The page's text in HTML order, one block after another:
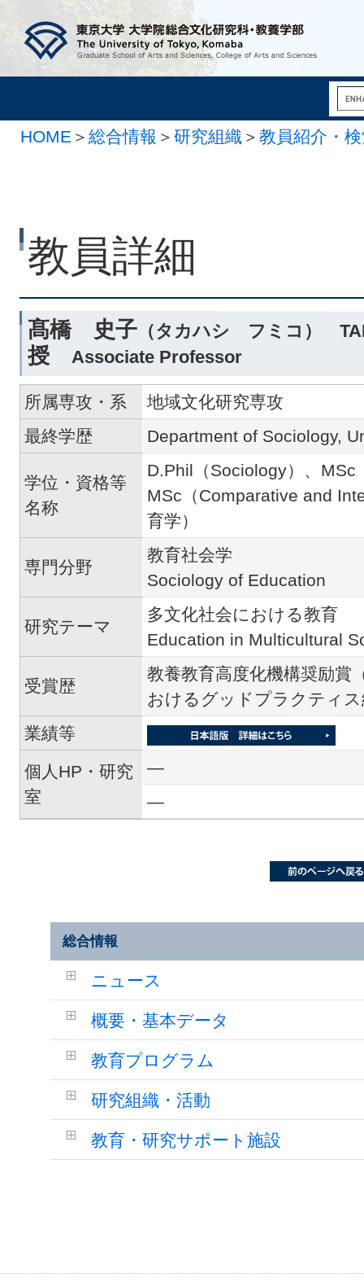
HOME ＞ 総合情報 ＞ 研究組織 ＞ 教員紹介・
教員詳細
髙橋 史子 （タカハシ フミコ）
授 Associate Professor
所属専攻・系
地域文化研究専攻
最終学歴
Department of Sociology,
学位・資格等
名称
D.Phil（Sociology）、MSc
MSc（Comparative and
育学）
専門分野
教育社会学
Sociology of Education
研究テーマ
多文化社会における教育
Education in Multicultural
受賞歴
教養教育高度化機構奨励賞
おけるグッドプラクティ
業績等
個人HP・研究
室
―
―
総合情報
ニュース
概要・基本データ
教育プログラム
研究組織・活動
教育・研究サポート施設